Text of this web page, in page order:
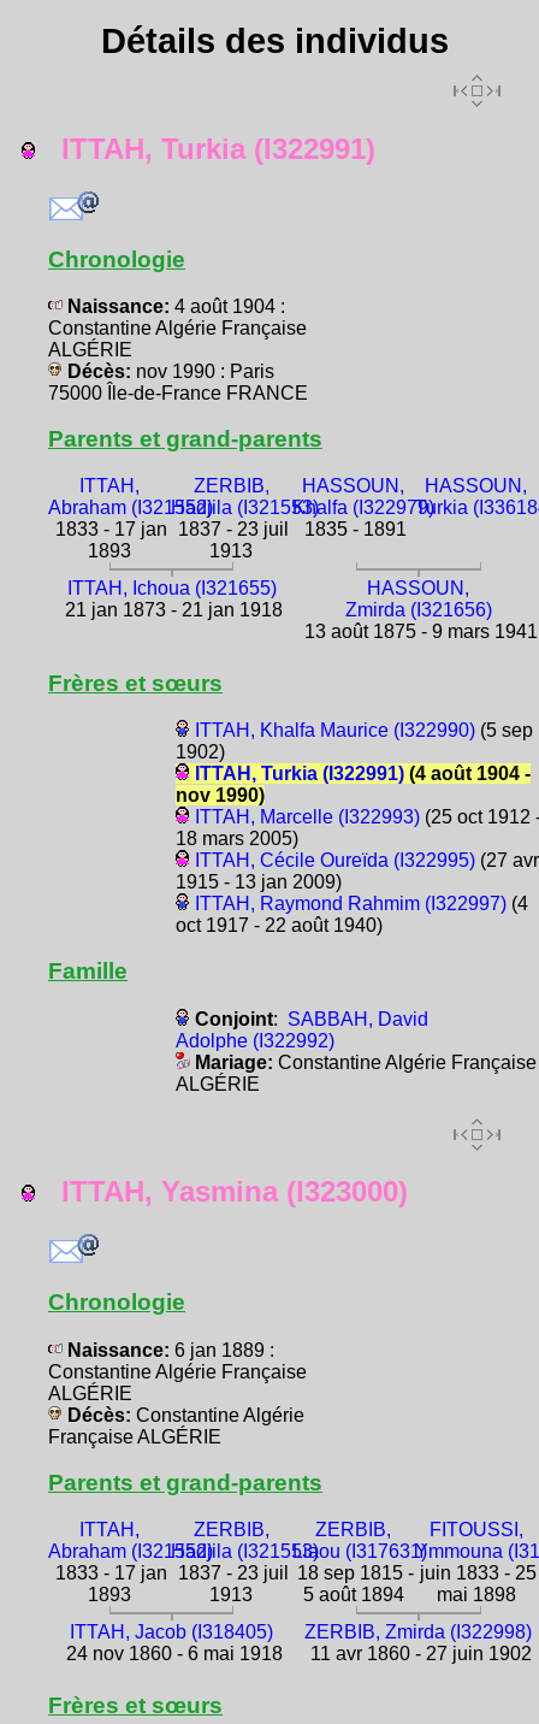
Détails des individus
ITTAH, Turkia (I322991)
Chronologie
Naissance: 4 août 1904 :
Constantine Algérie Française
ALGÉRIE
Décès: nov 1990 : Paris
75000 Île-de-France FRANCE
Parents et grand-parents
ITTAH,
Abraham (I321552)
1833 - 17 jan
1893
ZERBIB,
Hadjila (I321553)
1837 - 23 juil
1913
HASSOUN,
Khalfa (I322979)
1835 - 1891
HASSOUN,
Turkia
ITTAH, Ichoua (I321655)
21 jan 1873 - 21 jan 1918
HASSOUN,
Zmirda (I321656)
13 août 1875 - 9 mars 1941
Frères et sœurs
ITTAH, Khalfa Maurice (I322990)(5 sep
1902)
ITTAH, Turkia (I322991)(4 août 1904 -
nov 1990)
ITTAH, Marcelle (I322993)(25 oct 1912
18 mars 2005)
ITTAH, Cécile Oureïda (I322995)(27 avr
1915 - 13 jan 2009)
ITTAH, Raymond Rahmim (I322997)(4
oct 1917 - 22 août 1940)
Famille
Conjoint: SABBAH, David
Adolphe (I322992)
Mariage: Constantine Algérie Française
ALGÉRIE
ITTAH, Yasmina (I323000)
Chronologie
Naissance: 6 jan 1889 :
Constantine Algérie Française
ALGÉRIE
Décès: Constantine Algérie
Française ALGÉRIE
Parents et grand-parents
ITTAH,
Abraham (I321552)
1833 - 17 jan
1893
ZERBIB,
Hadjila (I321553)
1837 - 23 juil
1913
ZERBIB,
Liaou (I317631)
18 sep 1815 -
5 août 1894
FITOUSSI,
Ymmouna
juin 1833 - 25
mai 1898
ITTAH, Jacob (I318405)
24 nov 1860 - 6 mai 1918
ZERBIB, Zmirda (I322998)
11 avr 1860 - 27 juin 1902
Frères et sœurs